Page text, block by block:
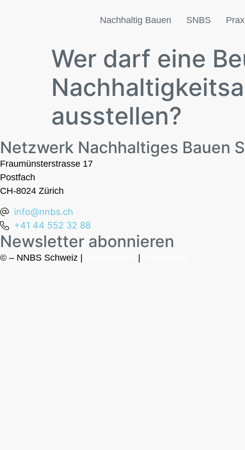
Nachhaltig Bauen SNBS
Wer darf eine
ausstellen?
Netzwerk Nachhaltiges Bauen
Fraumünsterstrasse 17
Postfach
CH-8024 Zürich
info@nnbs.ch
+41 44 552 32 88
Newsletter abonnieren
© – NNBS Schweiz |